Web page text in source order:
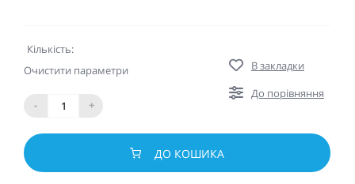
Кількість:
Очистити параметри
- +
В закладки
До порівняння
ДО КОШИКА